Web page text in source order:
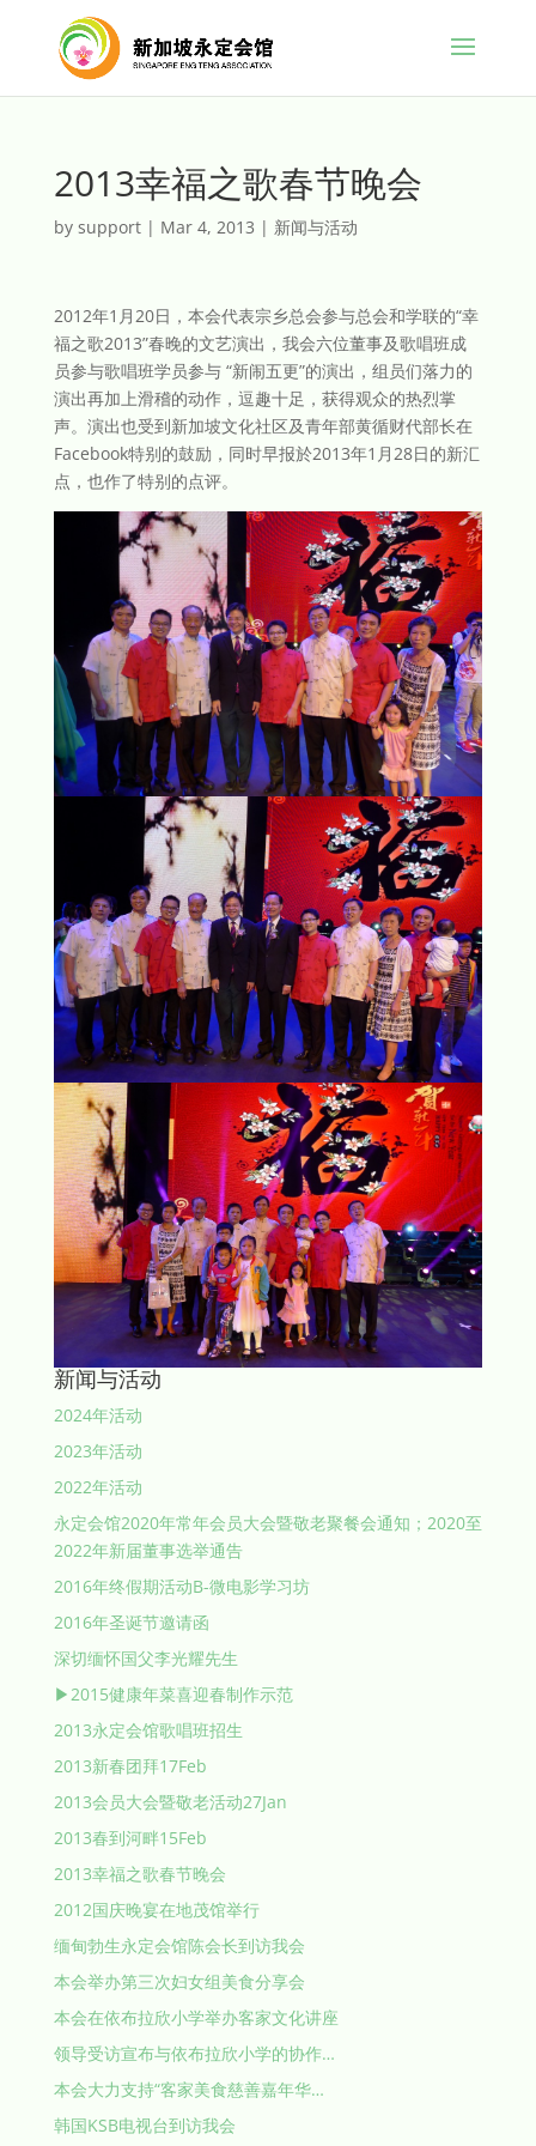
2013幸福之歌春节晚会
by support| Mar 4, 2013 | 新闻与活动
2012年1月20日，本会代表宗乡总会参与总会和学联的“幸
福之歌2013”春晚的文艺演出，我会六位董事及歌唱班成
员参与歌唱班学员参与 “新闹五更”的演出，组员们落力的
演出再加上滑稽的动作，逗趣十足，获得观众的热烈掌
声。演出也受到新加坡文化社区及青年部黄循财代部长在
Facebook特别的鼓励，同时早报於2013年1月28日的新汇
点，也作了特别的点评。
新闻与活动
2024年活动
2023年活动
2022年活动
永定会馆2020年常年会员大会暨敬老聚餐会通知；2020至
2022年新届董事选举通告
2016年终假期活动B-微电影学习坊
2016年圣诞节邀请函
深切缅怀国父李光耀先生
▶2015健康年菜喜迎春制作示范
2013永定会馆歌唱班招生
2013新春团拜17Feb
2013会员大会暨敬老活动27Jan
2013春到河畔15Feb
2013幸福之歌春节晚会
2012国庆晚宴在地茂馆举行
缅甸勃生永定会馆陈会长到访我会
本会举办第三次妇女组美食分享会
本会在依布拉欣小学举办客家文化讲座
领导受访宣布与依布拉欣小学的协作…
本会大力支持“客家美食慈善嘉年华…
韩国KSB电视台到访我会